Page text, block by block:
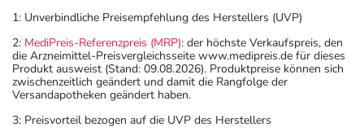
1: Unverbindliche Preisempfehlung des Herstellers (UVP)
2: MediPreis-Referenzpreis (MRP): der höchste Verkaufspreis, den
die Arzneimittel-Preisvergleichsseite www.medipreis.de für dieses
Produkt ausweist (Stand: 09.08.2026). Produktpreise können sich
zwischenzeitlich geändert und damit die Rangfolge der
Versandapotheken geändert haben.
3: Preisvorteil bezogen auf die UVP des Herstellers